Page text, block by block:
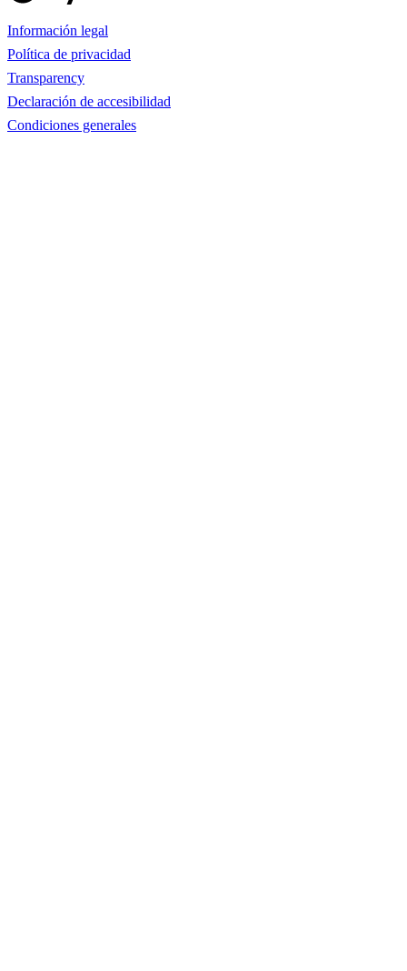
Información legal
Política de privacidad
Transparency
Declaración de accesibilidad
Condiciones generales